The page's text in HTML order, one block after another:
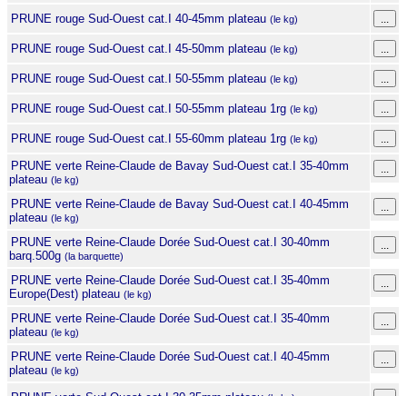
PRUNE rouge Sud-Ouest cat.I 40-45mm plateau (le kg)
PRUNE rouge Sud-Ouest cat.I 45-50mm plateau (le kg)
PRUNE rouge Sud-Ouest cat.I 50-55mm plateau (le kg)
PRUNE rouge Sud-Ouest cat.I 50-55mm plateau 1rg (le kg)
PRUNE rouge Sud-Ouest cat.I 55-60mm plateau 1rg (le kg)
PRUNE verte Reine-Claude de Bavay Sud-Ouest cat.I 35-40mm
plateau (le kg)
PRUNE verte Reine-Claude de Bavay Sud-Ouest cat.I 40-45mm
plateau (le kg)
PRUNE verte Reine-Claude Dorée Sud-Ouest cat.I 30-40mm
barq.500g (la barquette)
PRUNE verte Reine-Claude Dorée Sud-Ouest cat.I 35-40mm
Europe(Dest) plateau (le kg)
PRUNE verte Reine-Claude Dorée Sud-Ouest cat.I 35-40mm
plateau (le kg)
PRUNE verte Reine-Claude Dorée Sud-Ouest cat.I 40-45mm
plateau (le kg)